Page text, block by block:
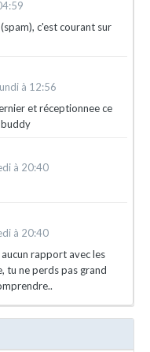
c'est courant sur
à 12:56
et réceptionnee ce
à 20:40
à 20:40
rapport avec les
tu ne perds pas grand